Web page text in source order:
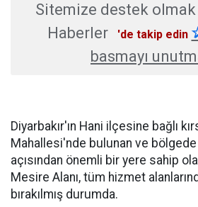
Sitemize destek
Haberler
'de takip edin
basmayı
Diyarbakır'ın Hani ilçesine bağlı
Mahallesi'nde bulunan ve
açısından önemli bir yere sahip
Mesire Alanı, tüm hizmet
bırakılmış durumda.